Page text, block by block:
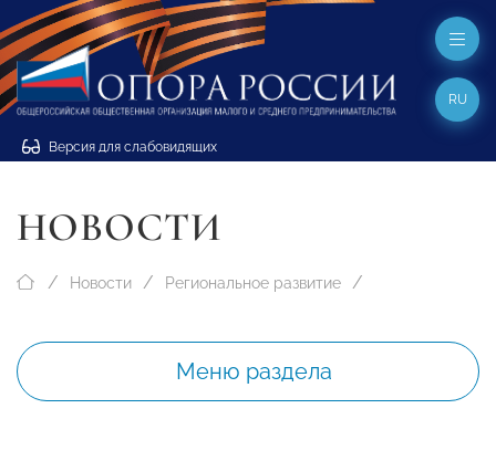
Версия для слабовидящих
RU
НОВОСТИ
Новости Региональное развитие
Меню раздела